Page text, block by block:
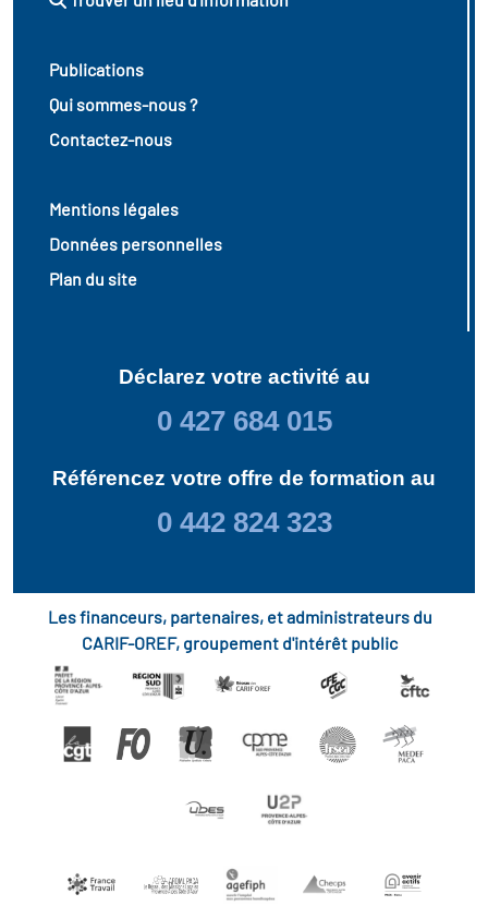
Publications
Qui sommes-nous ?
Contactez-nous
Mentions légales
Données personnelles
Plan du site
Déclarez votre activité au
0 427 684 015
Référencez votre offre de formation au
0 442 824 323
Les financeurs, partenaires, et administrateurs du
CARIF-OREF, groupement d'intérêt public